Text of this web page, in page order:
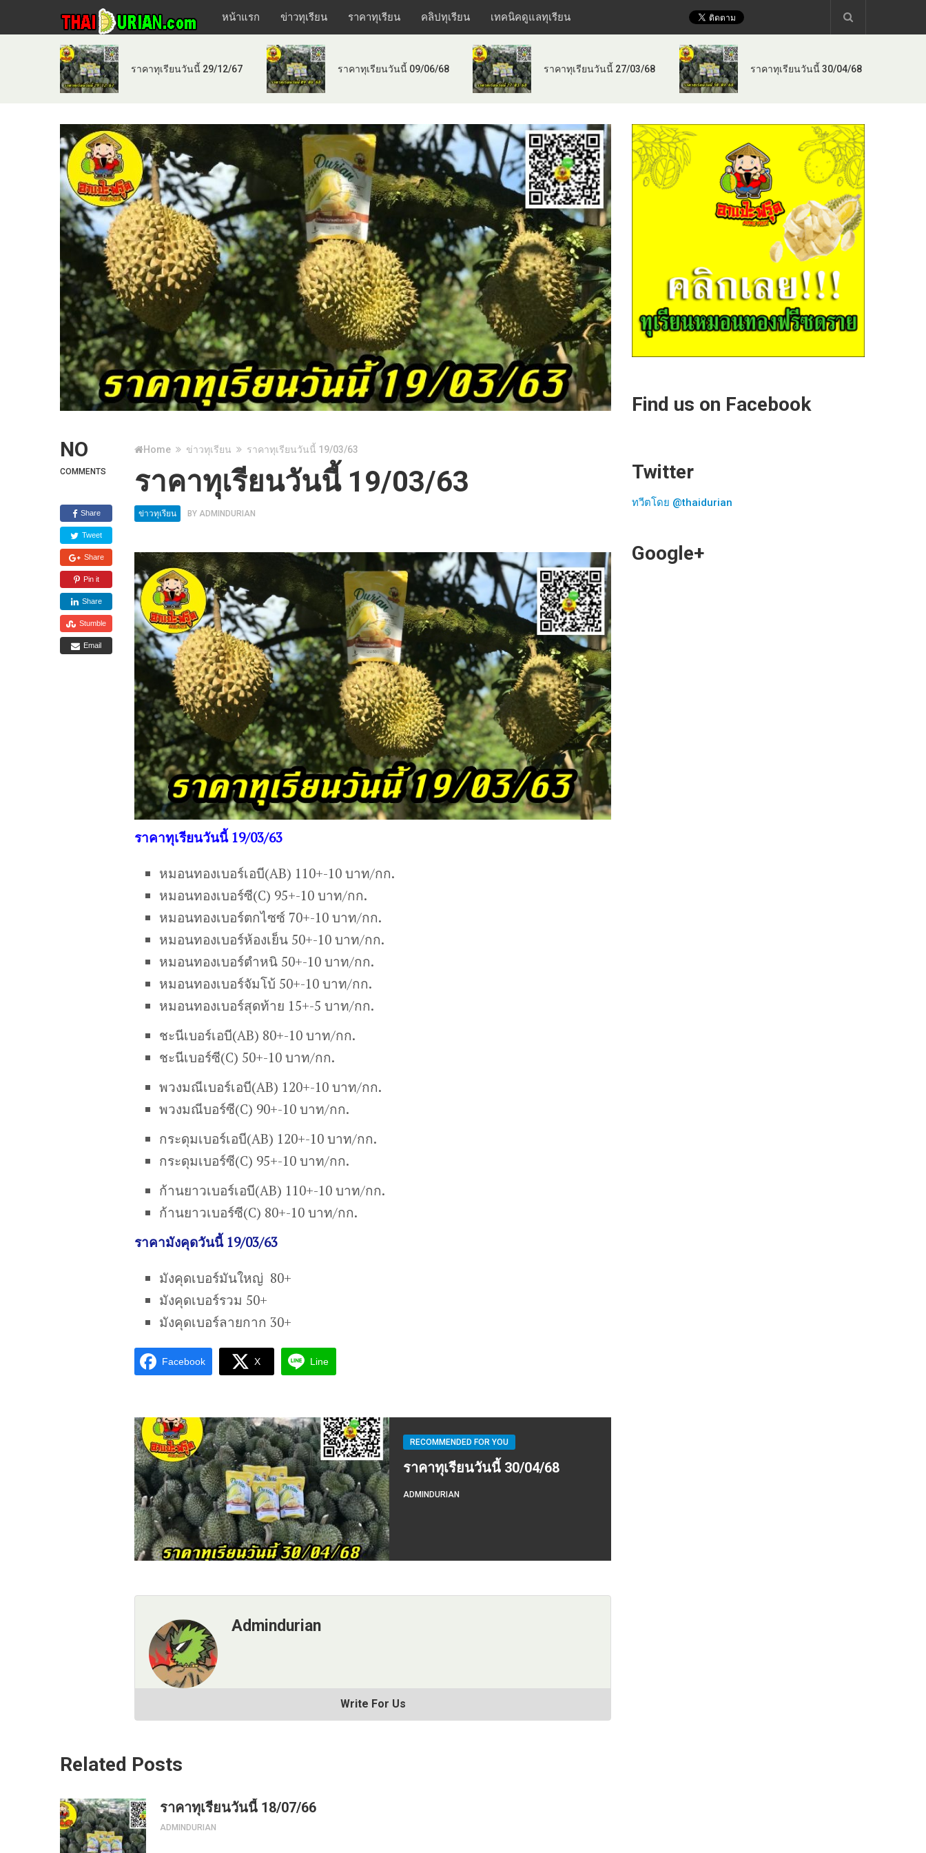
หน้าแรก ข่าวทุเรียน ราคาทุเรียน คลิปทุเรียน เทคนิคดูแลทุเรียน
ราคาทุเรียนวันนี้ 29/12/67 ราคาทุเรียนวันนี้ 09/06/68 ราคาทุเรียนวันนี้ 27/03/68 ราคาทุเรียนวันนี้ 30/04/68
NO
COMMENTS
Share
Tweet
Share
Pin it
Share
Stumble
Email
Home ข่าวทุเรียน ราคาทุเรียนวันนี้ 19/03/63
ราคาทุเรียนวันนี้ 19/03/63
ข่าวทุเรียน BY ADMINDURIAN
ราคาทุเรียนวันนี้ 19/03/63
หมอนทองเบอร์เอบี(AB) 110+-10 บาท/กก.
หมอนทองเบอร์ซี(C) 95+-10 บาท/กก.
หมอนทองเบอร์ตกไซซ์ 70+-10 บาท/กก.
หมอนทองเบอร์ห้องเย็น 50+-10 บาท/กก.
หมอนทองเบอร์ตำหนิ 50+-10 บาท/กก.
หมอนทองเบอร์จัมโบ้ 50+-10 บาท/กก.
หมอนทองเบอร์สุดท้าย 15+-5 บาท/กก.
ชะนีเบอร์เอบี(AB) 80+-10 บาท/กก.
ชะนีเบอร์ซี(C) 50+-10 บาท/กก.
พวงมณีเบอร์เอบี(AB) 120+-10 บาท/กก.
พวงมณีบอร์ซี(C) 90+-10 บาท/กก.
กระดุมเบอร์เอบี(AB) 120+-10 บาท/กก.
กระดุมเบอร์ซี(C) 95+-10 บาท/กก.
ก้านยาวเบอร์เอบี(AB) 110+-10 บาท/กก.
ก้านยาวเบอร์ซี(C) 80+-10 บาท/กก.
ราคามังคุดวันนี้ 19/03/63
มังคุดเบอร์มันใหญ่ 80+
มังคุดเบอร์รวม 50+
มังคุดเบอร์ลายกาก 30+
Facebook X Line
RECOMMENDED FOR YOU
ราคาทุเรียนวันนี้ 30/04/68
ADMINDURIAN
Admindurian
Write For Us
Related Posts
ราคาทุเรียนวันนี้ 18/07/66
ADMINDURIAN
Find us on Facebook
Twitter
ทวีตโดย @thaidurian
Google+